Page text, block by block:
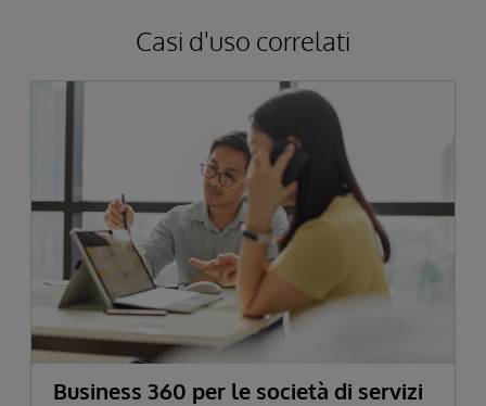
Casi d'uso correlati
Business 360 per le società di servizi